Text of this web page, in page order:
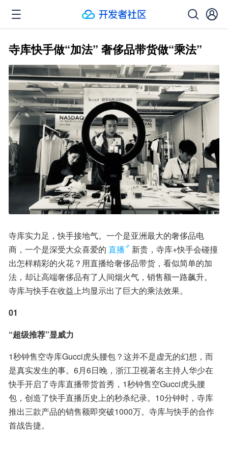
寺库快手做“加法” 奢侈品带货做“乘法”
寺库实力足，快手接地气。一个是亚洲最大的奢侈品电
商，一个是深受大众喜爱的 直播
新贵，寺库+快手会碰撞
出怎样精彩的火花？用直播给奢侈品带货，看似简单的加
法，却让高端奢侈品有了人间烟火气，销售额一路飙升。
寺库与快手在收益上均显示出了巨大的乘法效果。
01
“超级推荐”显威力
1秒钟售空寺库Gucci虎头腰包？这并不是虚无的幻想，而
是真实发生的事。6月6日晚，浙江卫视著名主持人华少在
快手开启了寺库直播带货首秀，1秒钟售空Gucci虎头腰
包，创造了快手直播历史上的秒杀纪录。10分钟时，寺库
推出三款产品的销售额即突破1000万。寺库与快手的合作
首战告捷。